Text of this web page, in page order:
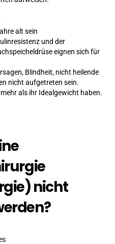
alt sein
und der
eignen sich für
Blindheit, nicht heilende
nicht aufgetreten sein.
als ihr Idealgewicht haben.
nicht